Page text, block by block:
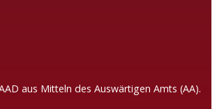
aus Mitteln des Auswärtigen Amts (AA).